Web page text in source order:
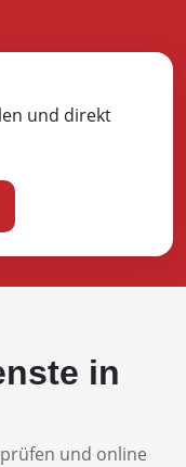
und direkt
in
und online